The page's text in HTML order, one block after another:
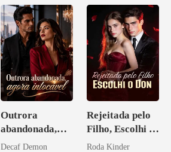
Outrora
abandonada,
agora intocável
Decaf Demon
Rejeitada pelo
Filho, Escolhi o
Don
Roda Kinder